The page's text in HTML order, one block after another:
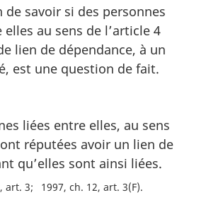
de savoir si des personnes
au sens de l’article 4
lien de dépendance, à un
est une question de fait.
liées entre elles, au sens
réputées avoir un lien de
qu’elles sont ainsi liées.
art. 3 1997, ch. 12, art. 3(F)